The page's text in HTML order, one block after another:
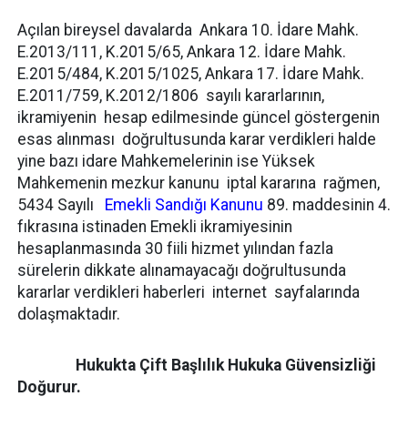
Açılan bireysel davalarda Ankara 10. İdare Mahk.
E.2013/111, K.2015/65, Ankara 12. İdare Mahk.
E.2015/484, K.2015/1025, Ankara 17. İdare Mahk.
E.2011/759, K.2012/1806 sayılı kararlarının,
ikramiyenin hesap edilmesinde güncel göstergenin
esas alınması doğrultusunda karar verdikleri halde
yine bazı idare Mahkemelerinin ise Yüksek
Mahkemenin mezkur kanunu iptal kararına rağmen,
5434 Sayılı
Emekli Sandığı Kanunu 89. maddesinin 4.
fıkrasına istinaden Emekli ikramiyesinin
hesaplanmasında 30 fiili hizmet yılından fazla
sürelerin dikkate alınamayacağı doğrultusunda
kararlar verdikleri haberleri internet sayfalarında
dolaşmaktadır.
Hukukta Çift Başlılık Hukuka Güvensizliği
Doğurur.